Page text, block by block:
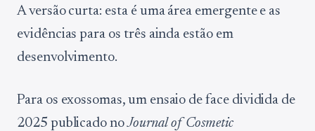
A versão curta: esta é uma área emergente e as
evidências para os três ainda estão em
desenvolvimento.
Para os exossomas, um ensaio de face dividida de
2025 publicado noJournal of Cosmetic